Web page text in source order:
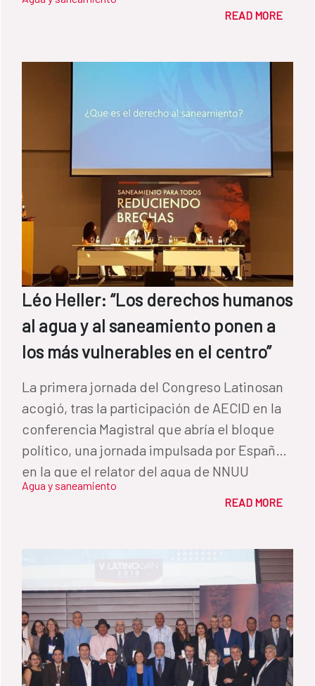
en la Cumbre Latinoamericana de
READ MORE
Léo Heller: “Los derechos humanos
al agua y al saneamiento ponen a
los más vulnerables en el centro”
La primera jornada del Congreso Latinosan
acogió, tras la participación de AECID en la
conferencia Magistral que abría el bloque
político, una jornada impulsada por España
en la que el relator del agua de NNUU
analizó las diversas capas de exclusión que
descubrir los patrones de discriminación.
Agua y saneamiento
READ MORE